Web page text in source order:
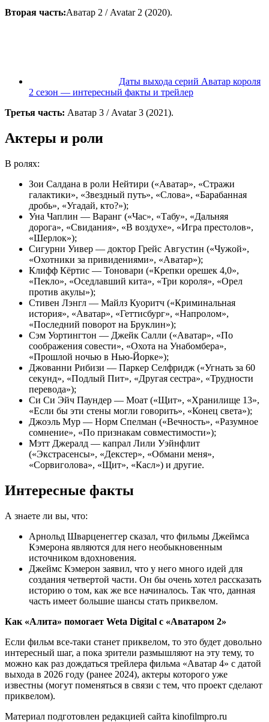
Вторая часть:Аватар 2 / Avatar 2 (2020).
Даты выхода серий Аватар короля
2 сезон — интересный факты и трейлер
Третья часть: Аватар 3 / Avatar 3 (2021).
Актеры и роли
В ролях:
Зои Салдана в роли Нейтири («Аватар», «Стражи
галактики», «Звездный путь», «Слова», «Барабанная
дробь», «Угадай, кто?»);
Уна Чаплин — Варанг («Час», «Табу», «Дальняя
дорога», «Свидания», «В воздухе», «Игра престолов»,
«Шерлок»);
Сигурни Уивер — доктор Грейс Августин («Чужой»,
«Охотники за привидениями», «Аватар»);
Клифф Кёртис — Тоновари («Крепки орешек 4,0»,
«Пекло», «Оседлавший кита», «Три короля», «Орел
против акулы»);
Стивен Лэнгл — Майлз Куоритч («Криминальная
история», «Аватар», «Геттисбург», «Напролом»,
«Последний поворот на Бруклин»);
Сэм Уортингтон — Джейк Салли («Аватар», «По
соображения совести», «Охота на Унабомбера»,
«Прошлой ночью в Нью-Йорке»);
Джованни Рибизи — Паркер Селфридж («Угнать за 60
секунд», «Подлый Пит», «Другая сестра», «Трудности
перевода»);
Си Си Эйч Паундер — Моат («Щит», «Хранилище 13»,
«Если бы эти стены могли говорить», «Конец света»);
Джоэль Мур — Норм Спелман («Вечность», «Разумное
сомнение», «По признакам совместимости»);
Мэтт Джералд — капрал Лили Уэйнфлит
(«Экстрасенсы», «Декстер», «Обмани меня»,
«Сорвиголова», «Щит», «Касл») и другие.
Интересные факты
А знаете ли вы, что:
Арнольд Шварценеггер сказал, что фильмы Джеймса
Кэмерона являются для него необыкновенным
источником вдохновения.
Джеймс Кэмерон заявил, что у него много идей для
создания четвертой части. Он бы очень хотел рассказать
историю о том, как же все начиналось. Так что, данная
часть имеет большие шансы стать приквелом.
Как «Алита» помогает Weta Digital с «Аватаром 2»
Если фильм все-таки станет приквелом, то это будет довольно
интересный шаг, а пока зрители размышляют на эту тему, то
можно как раз дождаться трейлера фильма «Аватар 4» с датой
выхода в 2026 году (ранее 2024), актеры которого уже
известны (могут поменяться в связи с тем, что проект сделают
приквелом).
Материал подготовлен редакцией сайта kinofilmpro.ru